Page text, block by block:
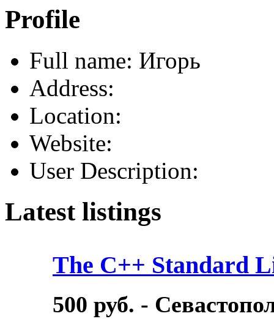
Profile
Full name: Игорь
Address:
Location:
Website:
User Description:
Latest listings
The C++ Standard
500 руб. -